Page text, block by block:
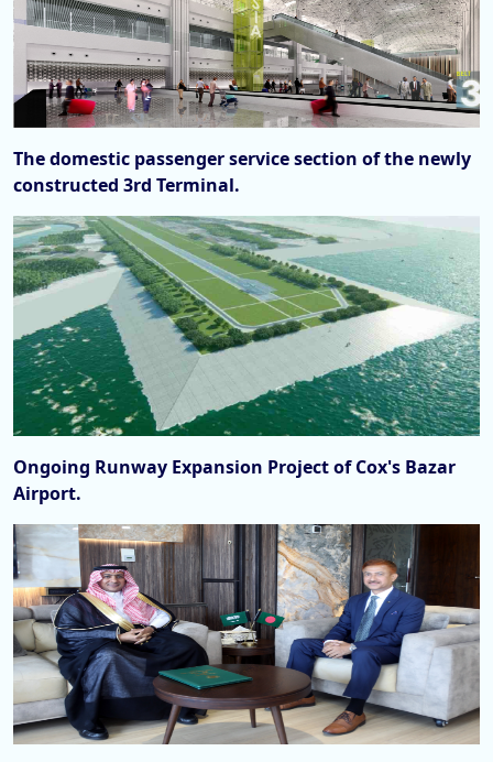
The domestic passenger service section of the newly
constructed 3rd Terminal.
Ongoing Runway Expansion Project of Cox's Bazar
Airport.